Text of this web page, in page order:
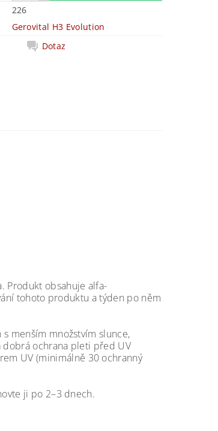
226
Gerovital H3 Evolution
Dotaz
Produkt obsahuje alfa-
tohoto produktu a týden po něm
menším množstvím slunce,
dobrá ochrana pleti před UV
UV (minimálně 30 ochranný
ji po 2–3 dnech.